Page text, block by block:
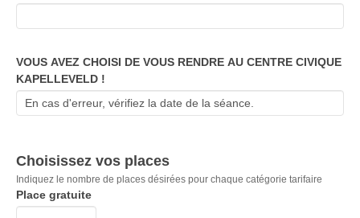
VOUS AVEZ CHOISI DE VOUS RENDRE AU CENTRE CIVIQUE
KAPELLEVELD !
Choisissez vos places
Indiquez le nombre de places désirées pour chaque catégorie tarifaire
Place gratuite